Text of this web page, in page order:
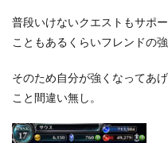
普段いけないクエストもサポ
こともあるくらいフレンドの
そのため自分が強くなってあ
こと間違い無し。